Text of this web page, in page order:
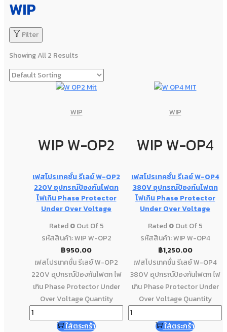
WIP
Filter
Showing All 2 Results
WIP
WIP W-OP2
เฟสโปรเทคชั่น รีเลย์ W-OP2
220V อุปกรณ์ป้องกันไฟตก
ไฟเกิน Phase Protector
Under Over Voltage
Rated0Out Of 5
รหัสสินค้า: WIP W-OP2
฿950.00
เฟสโปรเทคชั่น รีเลย์ W-OP2
220V อุปกรณ์ป้องกันไฟตก ไฟ
เกิน Phase Protector Under
Over Voltage Quantity
ใส่ตระกร้า
WIP
WIP W-OP4
เฟสโปรเทคชั่น รีเลย์ W-OP4
380V อุปกรณ์ป้องกันไฟตก
ไฟเกิน Phase Protector
Under Over Voltage
Rated0Out Of 5
รหัสสินค้า: WIP W-OP4
฿1,250.00
เฟสโปรเทคชั่น รีเลย์ W-OP4
380V อุปกรณ์ป้องกันไฟตก ไฟ
เกิน Phase Protector Under
Over Voltage Quantity
ใส่ตระกร้า